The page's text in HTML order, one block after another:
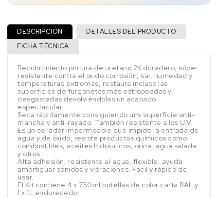
DESCRIPCIÓN
DETALLES DEL PRODUCTO
FICHA TÉCNICA
Recubrimiento pintura de uretano 2K duradero, súper
resistente contra el oxido corrosión, sal, humedad y
temperaturas extremas, restaura incluso las
superficies de furgonetas más estropeadas y
desgastadas devolviéndolas un acabado
espectacular.
Seca rápidamente consiguiendo uns superficie anti-
mancha y anti-rayado. También resistente a los U.V.
Es un sellador impermeable que impide la entrada de
agua y de óxido, resiste productos químicos como
combustibles, aceites hidráulicos, orina, agua salada
y otros.
Alta adhesión, resistente al agua, flexible, ayuda
amortiguar sonidos y vibraciones. Fácil y rápido de
usar.
El Kit contiene 4 x 750ml botellas de color carta RAL y
1 x 1L endurecedor.